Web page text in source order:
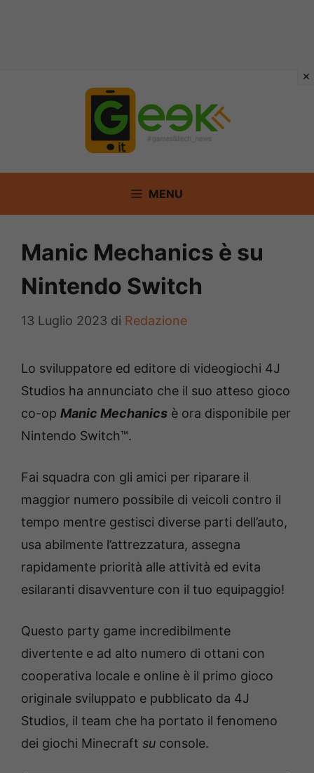
MENU
Manic Mechanics è su
Nintendo Switch
13 Luglio 2023 di Redazione
Lo sviluppatore ed editore di videogiochi 4J
Studios ha annunciato che il suo atteso gioco
co-op Manic Mechanics è ora disponibile per
Nintendo Switch™.
Fai squadra con gli amici per riparare il
maggior numero possibile di veicoli contro il
tempo mentre gestisci diverse parti dell’auto,
usa abilmente l’attrezzatura, assegna
rapidamente priorità alle attività ed evita
esilaranti disavventure con il tuo equipaggio!
Questo party game incredibilmente
divertente e ad alto numero di ottani con
cooperativa locale e online è il primo gioco
originale sviluppato e pubblicato da 4J
Studios, il team che ha portato il fenomeno
dei giochi Minecraft su console.